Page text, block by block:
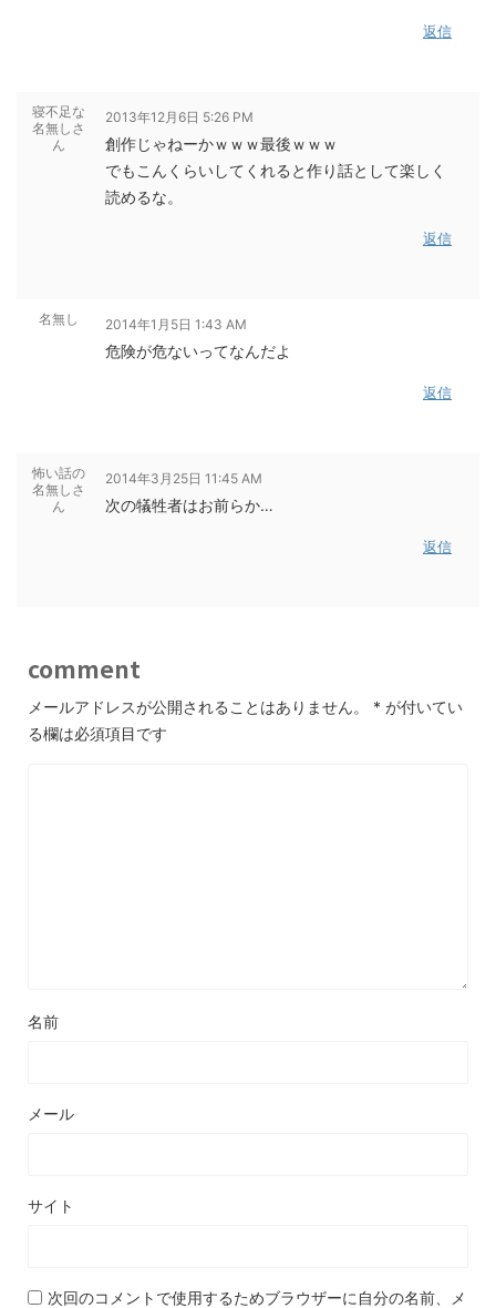
返信
寝不足な
名無しさ
ん
2013年12月6日 5:26 PM
創作じゃねーかｗｗｗ最後ｗｗｗ
でもこんくらいしてくれると作り話として楽しく
読めるな。
返信
名無し 2014年1月5日 1:43 AM
危険が危ないってなんだよ
返信
怖い話の
名無しさ
ん
2014年3月25日 11:45 AM
次の犠牲者はお前らか…
返信
comment
メールアドレスが公開されることはありません。 * が付いてい
る欄は必須項目です
名前
メール
サイト
次回のコメントで使用するためブラウザーに自分の名前、メ